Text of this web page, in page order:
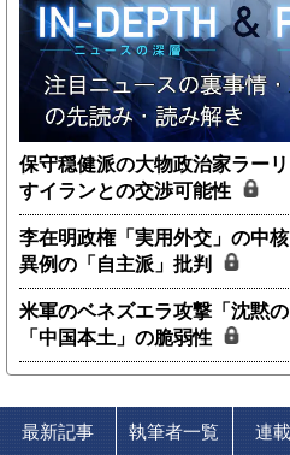
保守穏健派の大物政治家ラー
すイランとの交渉可能性
李在明政権「実用外交」の中
異例の「自主派」批判
米軍のベネズエラ攻撃「沈黙
「中国本土」の脆弱性
最新記事 執筆者一覧 連